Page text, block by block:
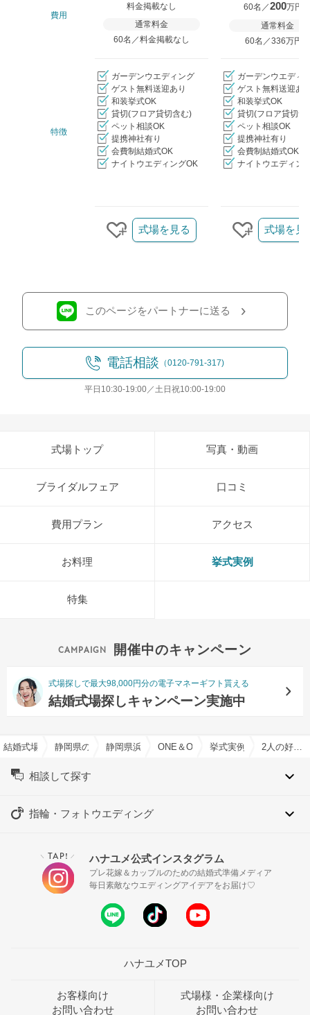
費用
料金掲載なし
通常料金
60名／料金掲載なし
60名／200万円
通常料金
60名／336万円〜
特徴
ガーデンウエディング
ゲスト無料送迎あり
和装挙式OK
貸切(フロア貸切含む)
ペット相談OK
提携神社有り
会費制結婚式OK
ナイトウエディングOK
ガーデンウエディ
ゲスト無料送迎あ
和装挙式OK
貸切(フロア貸切含
ペット相談OK
提携神社有り
会費制結婚式OK
ナイトウエディン
クリップする
式場を見る
クリップす
式場を見
このページをパートナーに送る
電話相談 （0120-791-317)
平日10:30-19:00／土日祝10:00-19:00
式場トップ 写真・動画
ブライダルフェア 口コミ
費用プラン アクセス
お料理 挙式実例
特集
開催中のキャンペーン
式場探しで最大98,000円分の電子マネーギフト貰える
結婚式場探しキャンペーン実施中
結婚式場を探すならハナユメ
静岡県の結婚式場一覧静岡県浜松市の結婚式場一覧
ONE＆ONLY ル・グラン・ミラー
挙式実例 2人の好きを詰め込んだ one day
相談して探す
指輪・フォトウエディング
＼ TAP! ／ ハナユメ公式インスタグラム
プレ花嫁＆カップルのための結婚式準備メディア
毎日素敵なウエディングアイデアをお届け♡
ハナユメTOP
お客様向け
お問い合わせ
式場様・企業様向け
お問い合わせ